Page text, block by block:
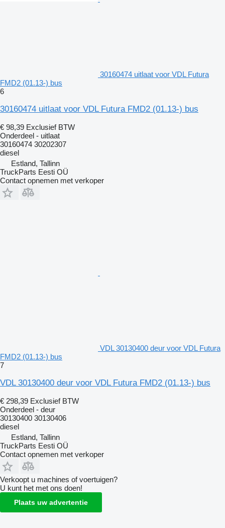
30160474 uitlaat voor VDL Futura
FMD2 (01.13-) bus
6
30160474 uitlaat voor VDL Futura FMD2 (01.13-) bus
€ 98,39 Exclusief BTW
Onderdeel - uitlaat
30160474 30202307
diesel
Estland, Tallinn
TruckParts Eesti OÜ
Contact opnemen met verkoper
VDL 30130400 deur voor VDL Futura
FMD2 (01.13-) bus
7
VDL 30130400 deur voor VDL Futura FMD2 (01.13-) bus
€ 298,39 Exclusief BTW
Onderdeel - deur
30130400 30130406
diesel
Estland, Tallinn
TruckParts Eesti OÜ
Contact opnemen met verkoper
Verkoopt u machines of voertuigen?
U kunt het met ons doen!
Plaats uw advertentie